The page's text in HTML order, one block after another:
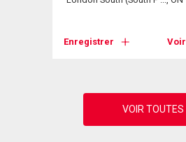
Enregistrer Voir